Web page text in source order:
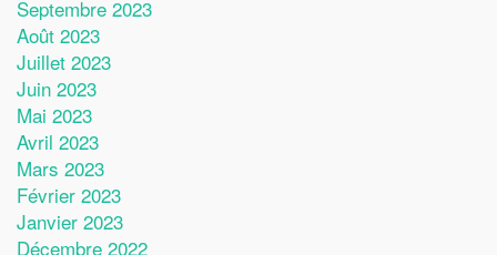
Septembre 2023
Août 2023
Juillet 2023
Juin 2023
Mai 2023
Avril 2023
Mars 2023
Février 2023
Janvier 2023
Décembre 2022